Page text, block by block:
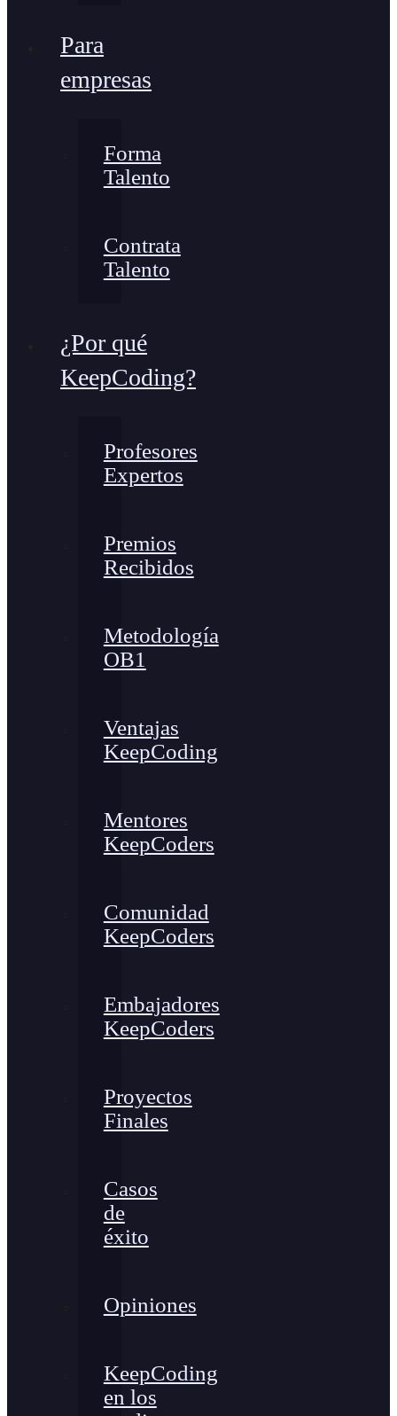
Para
empresas
Forma
Talento
Contrata
Talento
¿Por qué
KeepCoding?
Profesores
Expertos
Premios
Recibidos
Metodología
OB1
Ventajas
KeepCoding
Mentores
KeepCoders
Comunidad
KeepCoders
Embajadores
KeepCoders
Proyectos
Finales
Casos
de
éxito
Opiniones
KeepCoding
en los